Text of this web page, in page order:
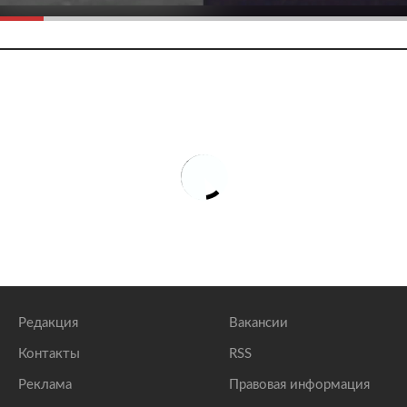
Редакция
Контакты
Реклама
Вакансии
RSS
Правовая информация